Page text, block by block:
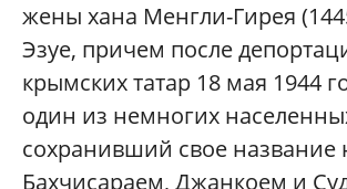
жены хана Менгли-Гирея
Эзуе, причем после
крымских татар 18 мая 1944
один из немногих
сохранивший свое название
Бахчисараем, Джанкоем и